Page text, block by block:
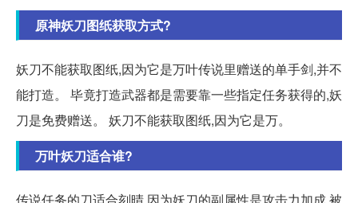
原神妖刀图纸获取方式?
妖刀不能获取图纸,因为它是万叶传说里赠送的单手剑,并不
能打造。 毕竟打造武器都是需要靠一些指定任务获得的,妖
刀是免费赠送。 妖刀不能获取图纸,因为它是万。
万叶妖刀适合谁?